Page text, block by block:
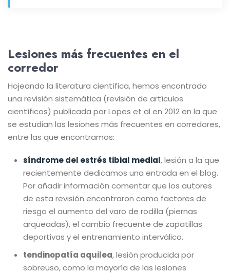
Lesiones más frecuentes en el
corredor
Hojeando la literatura científica, hemos encontrado
una revisión sistemática (revisión de artículos
científicos) publicada por Lopes et al en 2012 en la que
se estudian las lesiones más frecuentes en corredores,
entre las que encontramos:
síndrome del estrés tibial medial, lesión a la que
recientemente dedicamos una entrada en el blog.
Por añadir información comentar que los autores
de esta revisión encontraron como factores de
riesgo el aumento del varo de rodilla (piernas
arqueadas), el cambio frecuente de zapatillas
deportivas y el entrenamiento interválico.
tendinopatía aquilea, lesión producida por
sobreuso, como la mayoría de las lesiones